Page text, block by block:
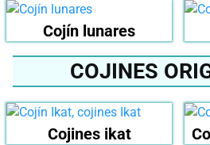
Cojín lunares
COJINES
Cojines ikat